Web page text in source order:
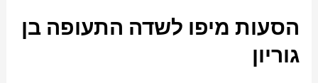
הסעות מיפו לשדה התעופה בן
גוריון